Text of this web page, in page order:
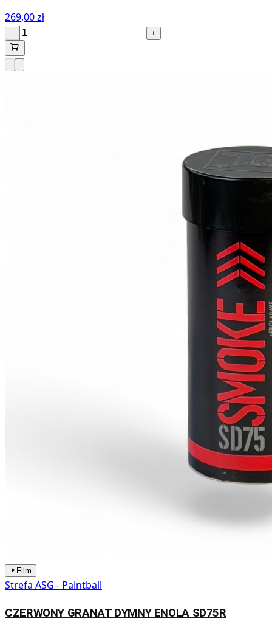
269,00 zł
− +
Film
Strefa ASG - Paintball
CZERWONY GRANAT DYMNY ENOLA SD75R